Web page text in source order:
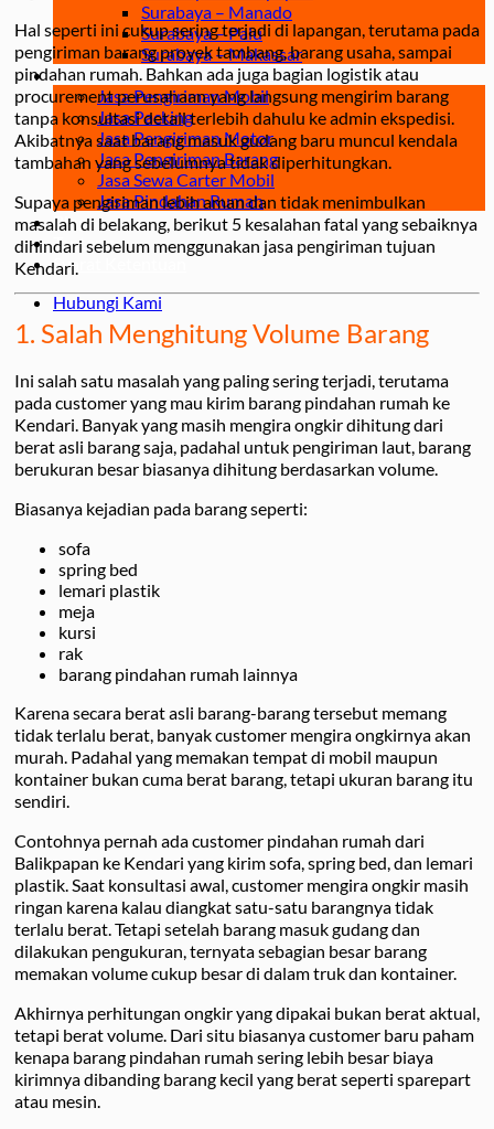
Surabaya – Manado
Surabaya – Palu
Surabaya – Makassar
Jasa
Jasa Pengiriman Mobil
Jasa Packing
Jasa Pengiriman Motor
Jasa Pengiriman Barang
Jasa Sewa Carter Mobil
Jasa Pindahan Rumah
Blog
Tentang
Syarat Ketentuan
Hubungi Kami
Hal seperti ini cukup sering terjadi di lapangan, terutama pada
pengiriman barang proyek tambang, barang usaha, sampai
pindahan rumah. Bahkan ada juga bagian logistik atau
procurement perusahaan yang langsung mengirim barang
tanpa konsultasi detail terlebih dahulu ke admin ekspedisi.
Akibatnya saat barang masuk gudang baru muncul kendala
tambahan yang sebelumnya tidak diperhitungkan.
Supaya pengiriman lebih aman dan tidak menimbulkan
masalah di belakang, berikut 5 kesalahan fatal yang sebaiknya
dihindari sebelum menggunakan jasa pengiriman tujuan
Kendari.
1. Salah Menghitung Volume Barang
Ini salah satu masalah yang paling sering terjadi, terutama
pada customer yang mau kirim barang pindahan rumah ke
Kendari. Banyak yang masih mengira ongkir dihitung dari
berat asli barang saja, padahal untuk pengiriman laut, barang
berukuran besar biasanya dihitung berdasarkan volume.
Biasanya kejadian pada barang seperti:
sofa
spring bed
lemari plastik
meja
kursi
rak
barang pindahan rumah lainnya
Karena secara berat asli barang-barang tersebut memang
tidak terlalu berat, banyak customer mengira ongkirnya akan
murah. Padahal yang memakan tempat di mobil maupun
kontainer bukan cuma berat barang, tetapi ukuran barang itu
sendiri.
Contohnya pernah ada customer pindahan rumah dari
Balikpapan ke Kendari yang kirim sofa, spring bed, dan lemari
plastik. Saat konsultasi awal, customer mengira ongkir masih
ringan karena kalau diangkat satu-satu barangnya tidak
terlalu berat. Tetapi setelah barang masuk gudang dan
dilakukan pengukuran, ternyata sebagian besar barang
memakan volume cukup besar di dalam truk dan kontainer.
Akhirnya perhitungan ongkir yang dipakai bukan berat aktual,
tetapi berat volume. Dari situ biasanya customer baru paham
kenapa barang pindahan rumah sering lebih besar biaya
kirimnya dibanding barang kecil yang berat seperti sparepart
atau mesin.